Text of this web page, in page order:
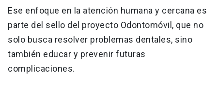
Ese enfoque en la atención humana y cercana es
parte del sello del proyecto Odontomóvil, que no
solo busca resolver problemas dentales, sino
también educar y prevenir futuras
complicaciones.